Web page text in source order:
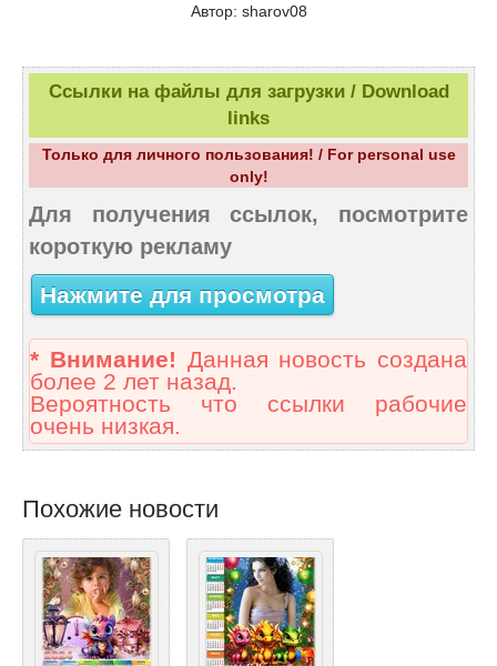
Автор: sharov08
Ссылки на файлы для загрузки / Download
links
Только для личного пользования! / For personal use
only!
Для получения ссылок, посмотрите
короткую рекламу
Нажмите для просмотра
* Внимание! Данная новость создана
более 2 лет назад.
Вероятность что ссылки рабочие
очень низкая.
Похожие новости